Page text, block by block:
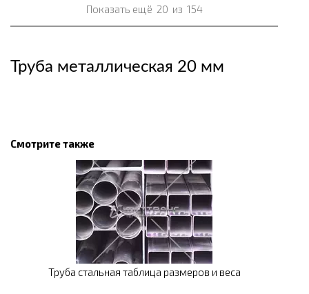
Показать ещё 20 из 154
Труба металлическая 20 мм
Смотрите также
Труба стальная таблица размеров и веса